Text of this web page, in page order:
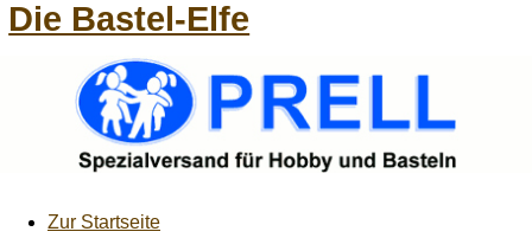
Die Bastel-Elfe
Zur Startseite